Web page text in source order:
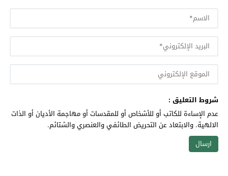
شروط التعليق :
عدم الإساءة للكاتب أو للأشخاص أو للمقدسات أو مهاجمة الأديان أو الذات
الالهية. والابتعاد عن التحريض الطائفي والعنصري والشتائم.